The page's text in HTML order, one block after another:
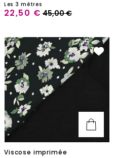
Les 3 mètres
22,50 € 45,00 €
Viscose imprimée